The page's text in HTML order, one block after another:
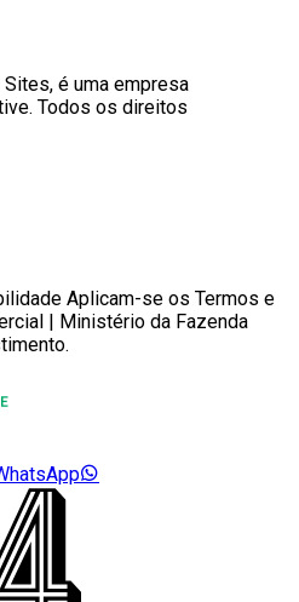
é uma empresa
Todos os direitos
Aplicam-se os Termos e
| Ministério da Fazenda